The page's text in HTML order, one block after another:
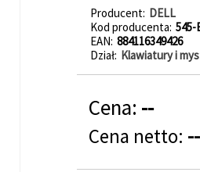
Producent DELL
Kod producenta 545-
EAN 884116349426
Dział Klawiatury i
Cena: --
Cena netto: --